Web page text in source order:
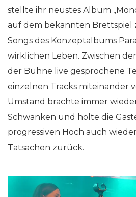
stellte ihr neustes Album
auf dem bekannten Brettspiel
Songs des Konzeptalbums
wirklichen Leben. Zwischen
der Bühne live gesprochene
einzelnen Tracks miteinander
Umstand brachte immer
Schwanken und holte die
progressiven Hoch auch
Tatsachen zurück.